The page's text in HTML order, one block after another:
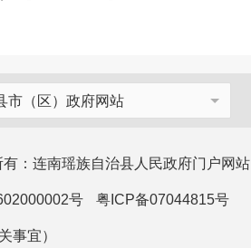
市（区）政府网站
有：连南瑶族自治县人民政府门户网站
号 粤ICP备07044815号
事宜）